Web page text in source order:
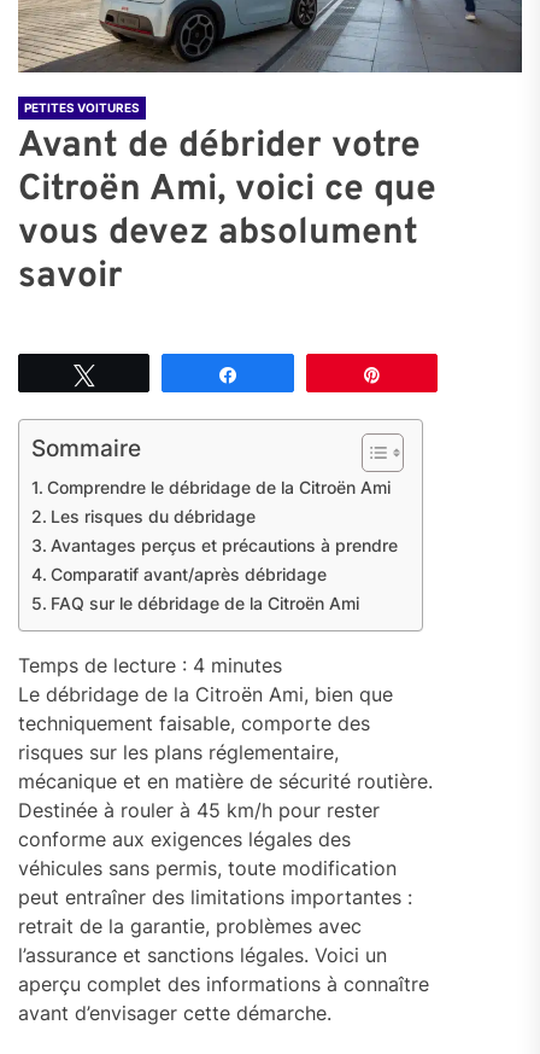
PETITES VOITURES
Avant de débrider votre
Citroën Ami, voici ce que
vous devez absolument
savoir
Sommaire
Comprendre le débridage de la Citroën Ami
Les risques du débridage
Avantages perçus et précautions à prendre
Comparatif avant/après débridage
FAQ sur le débridage de la Citroën Ami
Temps de lecture : 4 minutes
Le débridage de la Citroën Ami, bien que
techniquement faisable, comporte des
risques sur les plans réglementaire,
mécanique et en matière de sécurité routière.
Destinée à rouler à 45 km/h pour rester
conforme aux exigences légales des
véhicules sans permis, toute modification
peut entraîner des limitations importantes :
retrait de la garantie, problèmes avec
l’assurance et sanctions légales. Voici un
aperçu complet des informations à connaître
avant d’envisager cette démarche.